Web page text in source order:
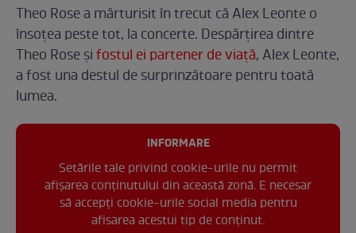
Theo Rose a mărturisit în trecut că Alex Leonte o
însoțea peste tot, la concerte. Despărțirea dintre
Theo Rose șifostul ei partener de viață, Alex Leonte,
a fost una destul de surprinzătoare pentru toată
lumea.
INFORMARE
Setările tale privind cookie-urile nu permit
afișarea conținutului din această zonă. E necesar
să accepți cookie-urile social media pentru
afisarea acestui tip de conținut.